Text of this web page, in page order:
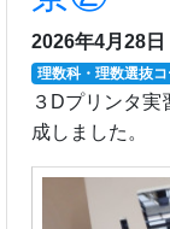
2026年4月28日
理数科・理数選抜コ
３Dプリンタ
成しました。